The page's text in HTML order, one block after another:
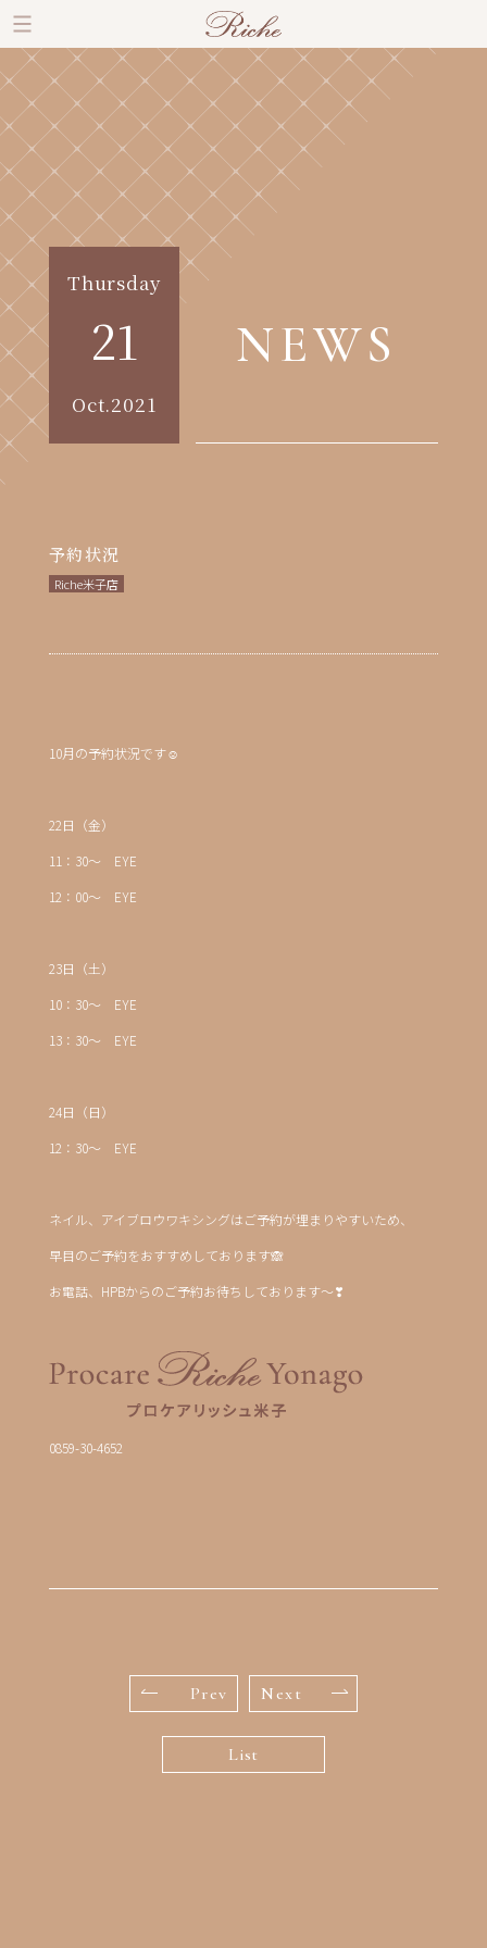
Thursday
21
Oct.2021
NEWS
予約状況
Riche米子店
10月の予約状況です☺
22日（金）
11：30～ EYE
12：00～ EYE
23日（土）
10：30～ EYE
13：30～ EYE
24日（日）
12：30～ EYE
ネイル、アイブロウワキシングはご予約が埋まりやすいため、
早目のご予約をおすすめしております🙈
お電話、HPBからのご予約お待ちしております～❣
0859-30-4652
Prev Next
List